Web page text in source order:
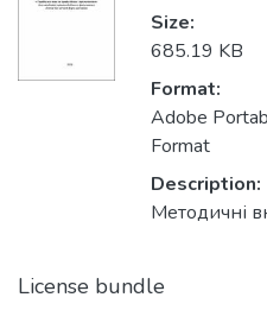
Size:
685.19 KB
Format:
Adobe
Format
Description:
Методичні
License bundle